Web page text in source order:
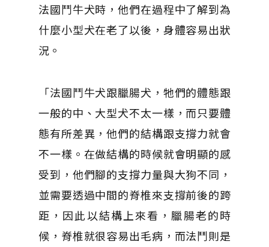
法國鬥牛犬時，他們在過程中了解到為
什麼小型犬在老了以後，身體容易出狀
況。
「法國鬥牛犬跟臘腸犬，牠們的體態跟
一般的中、大型犬不太一樣，而只要體
態有所差異，他們的結構跟支撐力就會
不一樣。在做結構的時候就會明顯的感
受到，他們腳的支撐力量與大狗不同，
並需要透過中間的脊椎來支撐前後的跨
距，因此以結構上來看，臘腸老的時
候，脊椎就很容易出毛病，而法鬥則是